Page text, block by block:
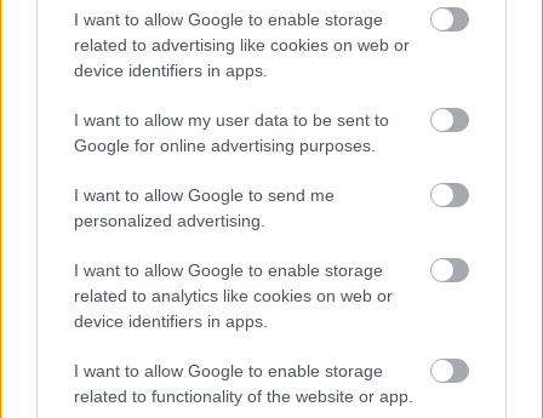
I want to allow Google to enable storage
related to advertising like cookies on web or
device identifiers in apps.
I want to allow my user data to be sent to
Google for online advertising purposes.
I want to allow Google to send me
personalized advertising.
I want to allow Google to enable storage
related to analytics like cookies on web or
device identifiers in apps.
I want to allow Google to enable storage
related to functionality of the website or app.
Υπενθύμισε ότι παρά τις εκτιμήσεις για μεγάλες
περιόδους οι τιμές στο γιορτινό τραπέζι έμειναν
σχεδόν σταθερές.
Ο πληθωρισμός στα τρόφιμα έχει επιστρέψει σε
πιο φυσιολογικά επίπεδα, όμως οι διεθνείς πιέσεις
– κυρίως στην αγορά κρέατος – επιβαρύνουν το
κόστος για τα νοικοκυριά. Η ελληνική αγορά
προσπαθεί να προσαρμοστεί και να αναζητήσει
νέες πηγές προμήθειας, με στόχο τη